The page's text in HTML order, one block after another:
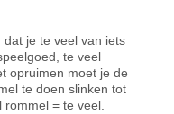
je te veel van iets
te veel
opruimen moet je de
te doen slinken tot
= te veel.